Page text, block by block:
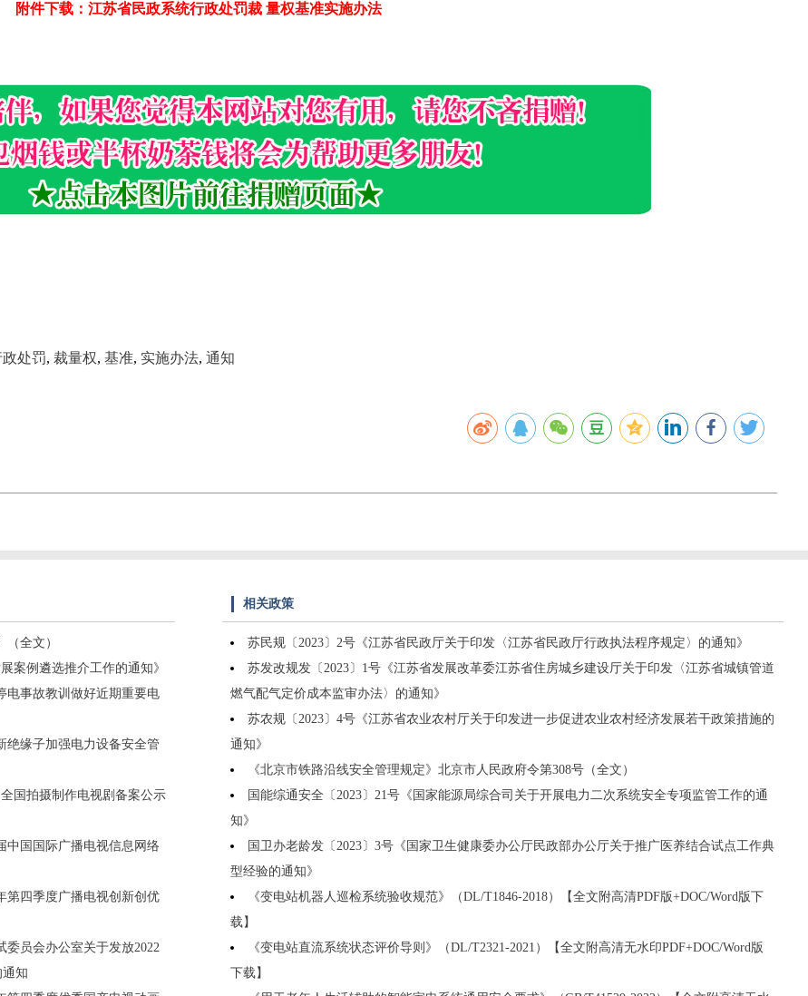
附件下载：江苏省民政系统行政处罚裁 量权基准实施办法
处罚, 裁量权, 基准, 实施办法, 通知
全文）
案例遴选推介工作的通知》
电事故教训做好近期重要电
绝缘子加强电力设备安全管
国拍摄制作电视剧备案公示
中国国际广播电视信息网络
第四季度广播电视创新创优
委员会办公室关于发放2022
知
相关政策
苏民规〔2023〕2号《江苏省民政厅关于印发〈江苏省民政厅行政执法程序规定〉的通知》
苏发改规发〔2023〕1号《江苏省发展改革委江苏省住房城乡建设厅关于印发〈江苏省城镇管道
燃气配气定价成本监审办法〉的通知》
苏农规〔2023〕4号《江苏省农业农村厅关于印发进一步促进农业农村经济发展若干政策措施的
通知》
《北京市铁路沿线安全管理规定》北京市人民政府令第308号（全文）
国能综通安全〔2023〕21号《国家能源局综合司关于开展电力二次系统安全专项监管工作的通
知》
国卫办老龄发〔2023〕3号《国家卫生健康委办公厅民政部办公厅关于推广医养结合试点工作典
型经验的通知》
《变电站机器人巡检系统验收规范》（DL/T1846-2018）【全文附高清PDF版+DOC/Word版下
载】
《变电站直流系统状态评价导则》（DL/T2321-2021）【全文附高清无水印PDF+DOC/Word版
下载】